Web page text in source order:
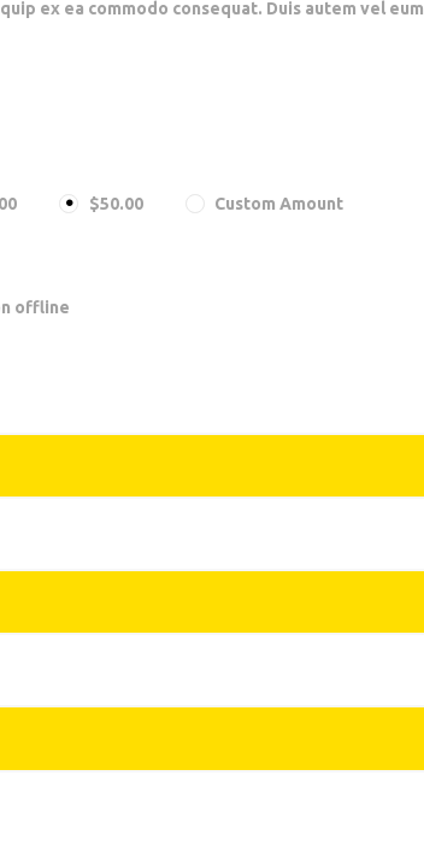
ex ea commodo consequat. Duis autem vel eum
$50.00 Custom Amount
offline